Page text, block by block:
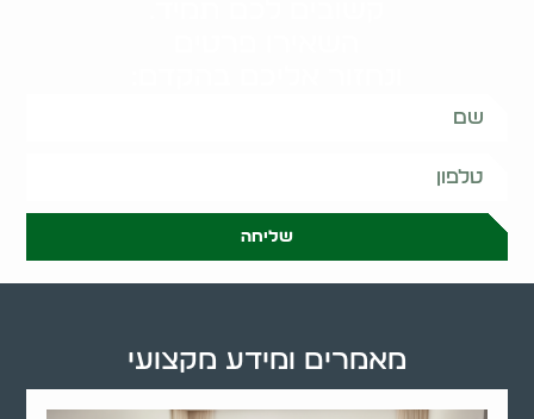
שליחה
מאמרים ומידע מקצועי